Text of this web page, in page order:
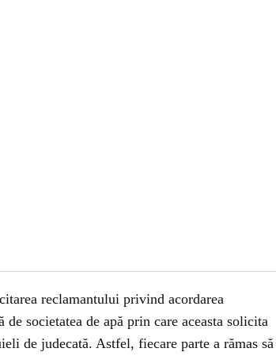
reclamantului privind acordarea
societatea de apă prin care aceasta solicita
de judecată. Astfel, fiecare parte a rămas să